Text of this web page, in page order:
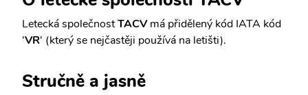
Letecká společnostTACVmá přidělený kód IATA kód
'VR' (který se nejčastěji používá na letišti).
Stručně a jasně